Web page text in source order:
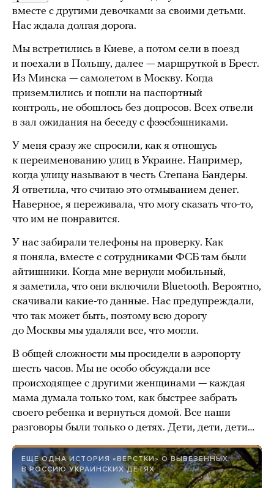
вместе с другими девочками за своими детьми.
Нас ждала долгая дорога.
Мы встретились в Киеве, а потом сели в поезд
и поехали в Польшу, далее — маршруткой в Брест.
Из Минска — самолетом в Москву. Когда
приземлились и пошли на паспортный
контроль, не обошлось без допросов. Всех отвели
в зал ожидания на беседу с фээсбэшниками.
У меня сразу же спросили, как я отношусь
к переименованию улиц в Украине. Например,
когда улицу называют в честь Степана Бандеры.
Я ответила, что считаю это отмыванием денег.
Наверное, я переживала, что могу сказать что-то,
что им не понравится.
У нас забирали телефоны на проверку. Как
я поняла, вместе с сотрудниками ФСБ там были
айтишники. Когда мне вернули мобильный,
я заметила, что они включили Bluetooth. Вероятно,
скачивали какие-то данные. Нас предупреждали,
что так может быть, поэтому всю дорогу
до Москвы мы удаляли все, что могли.
В общей сложности мы просидели в аэропорту
шесть часов. Мы не особо обсуждали все
происходящее с другими женщинами — каждая
мама думала только том, как быстрее забрать
своего ребенка и вернуться домой. Все наши
разговоры были только о детях. Дети, дети, дети…
ЕЩЕ ОДНА ИСТОРИЯ «ВЕРСТКИ» О ВЫВЕЗЕННЫХ
В РОССИЮ УКРАИНСКИХ ДЕТЯХ